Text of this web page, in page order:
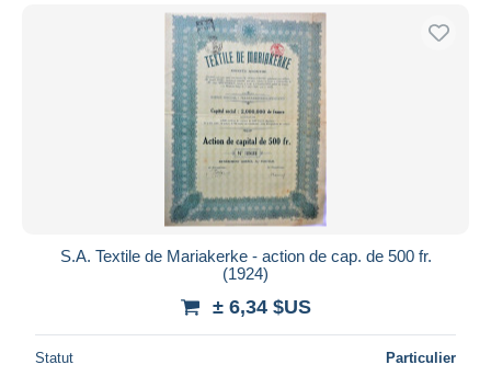
S.A. Textile de Mariakerke - action de cap. de 500 fr.
(1924)
± 6,34 $US
Statut Particulier